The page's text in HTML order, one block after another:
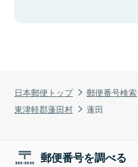
日本郵便トップ 郵便番号検索
東津軽郡蓬田村
蓬田
郵便番号を調べる